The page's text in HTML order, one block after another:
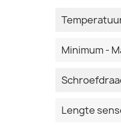
Minimum -
Lengte